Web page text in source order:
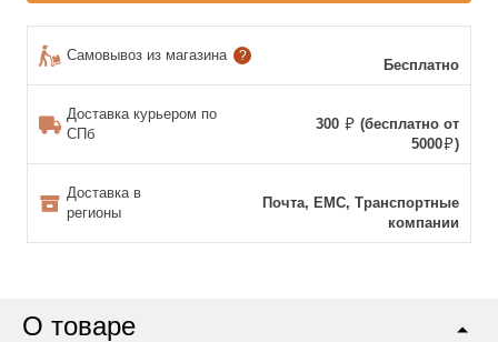
Самовывоз из магазина ?
Бесплатно
Доставка курьером по
СПб
300
(бесплатно от
5000
)
Доставка в
регионы
Почта, ЕМС, Транспортные
компании
О товаре